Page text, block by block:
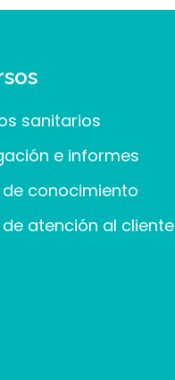
sanitarios
e informes
conocimiento
atención al cliente